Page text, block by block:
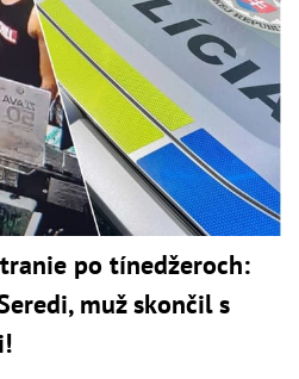
po tínedžeroch:
muž skončil s